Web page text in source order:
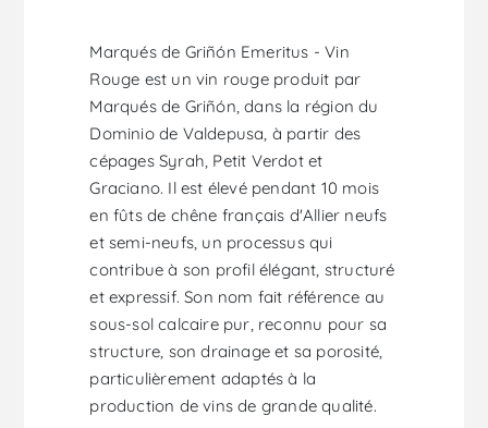
Marqués de Griñón Emeritus - Vin
Rouge est un vin rouge produit par
Marqués de Griñón, dans la région du
Dominio de Valdepusa, à partir des
cépages Syrah, Petit Verdot et
Graciano. Il est élevé pendant 10 mois
en fûts de chêne français d'Allier neufs
et semi-neufs, un processus qui
contribue à son profil élégant, structuré
et expressif. Son nom fait référence au
sous-sol calcaire pur, reconnu pour sa
structure, son drainage et sa porosité,
particulièrement adaptés à la
production de vins de grande qualité.